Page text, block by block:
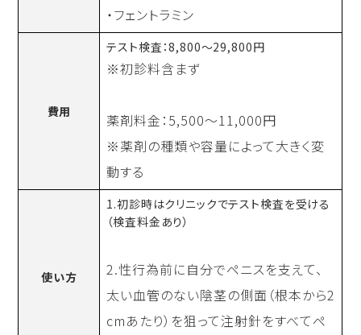
・フェントラミン
費用
テスト検査：8,800〜29,800円
※初診料含まず
薬剤料金：5,500〜11,000円
※薬剤の種類や容量によって大きく変
動する
使い方
1.初診時はクリニックでテスト検査を受ける
（検査料金あり）
2.性行為前に自分でペニスを支えて、
太い血管のない陰茎の側面（根本から2
cmあたり）を狙って注射針をすべてペ